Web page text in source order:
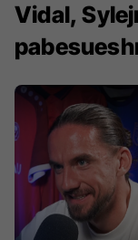
Vidal,